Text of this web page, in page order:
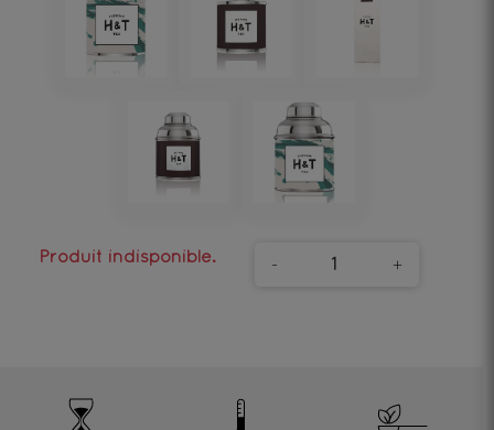
Produit indisponible. - +